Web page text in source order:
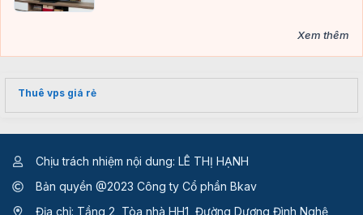
Xem thêm
Thuê vps giá rẻ
Chịu trách nhiệm nội dung: LÊ THỊ HẠNH
Bản quyền @2023 Công ty Cổ phần Bkav
Địa chỉ: Tầng 2, Tòa nhà HH1, Đường Dương Đình Nghệ,